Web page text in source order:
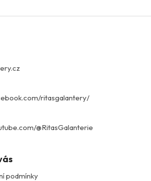
ritasgalantery/
@RitasGalanterie
podmínky